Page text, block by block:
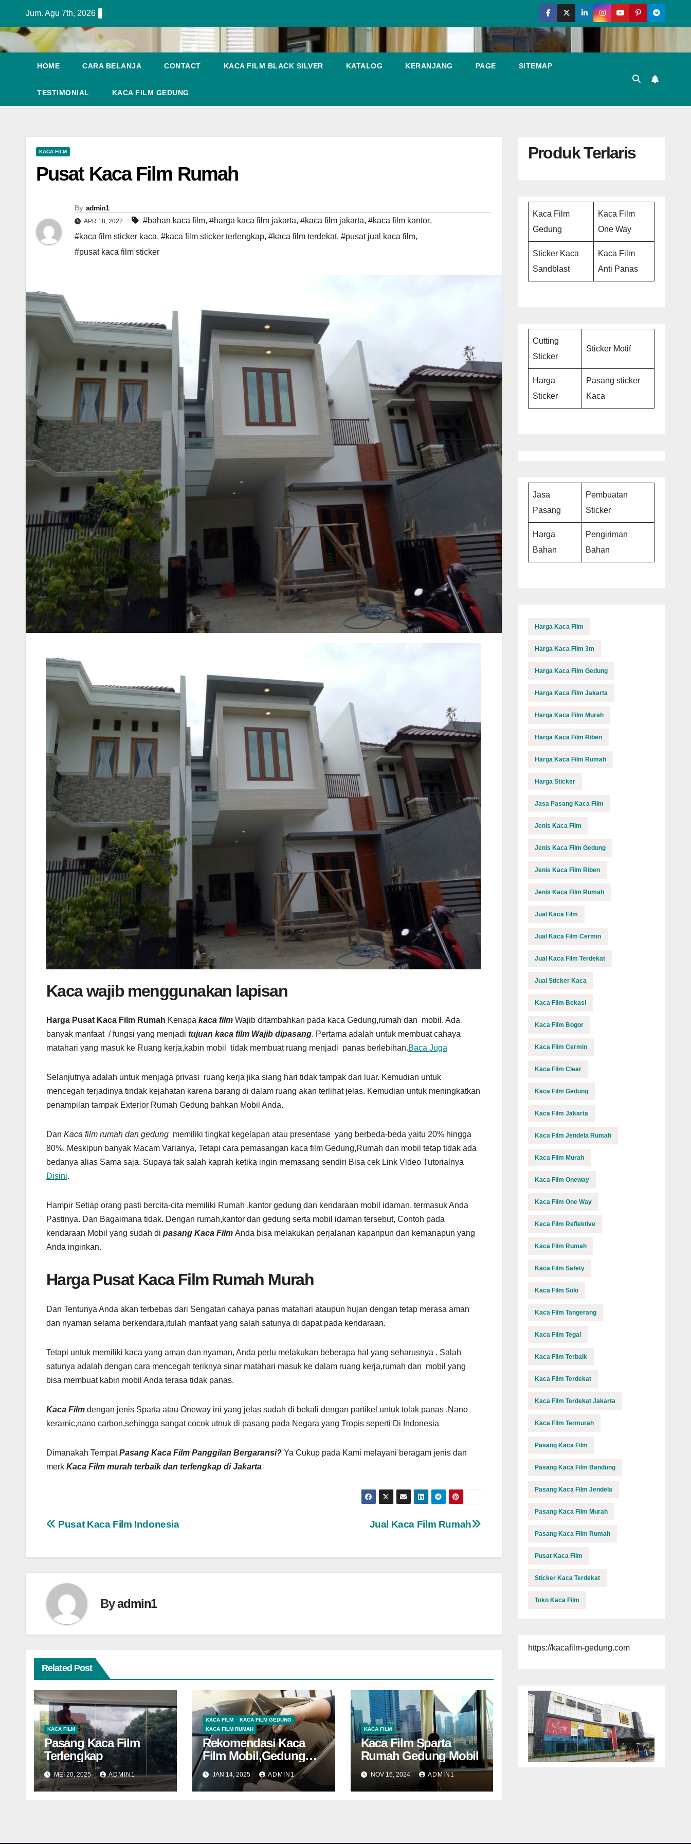
content
Jum. Agu 7th, 2026
HOME CARA BELANJA CONTACT KACA FILM BLACK SILVER KATALOG KERANJANG PAGE SITEMAP
TESTIMONIAL KACA FILM GEDUNG
KACA FILM
Pusat Kaca Film Rumah
By admin1
APR 18, 2022 #bahan kaca film, #harga kaca film jakarta, #kaca film jakarta, #kaca film kantor,
#kaca film sticker kaca, #kaca film sticker terlengkap, #kaca film terdekat, #pusat jual kaca film,
#pusat kaca film sticker
Kaca wajib menggunakan lapisan
Harga Pusat Kaca Film Rumah Kenapa kaca film Wajib ditambahkan pada kaca Gedung,rumah dan mobil. Ada
banyak manfaat / fungsi yang menjadi tujuan kaca film Wajib dipasang. Pertama adalah untuk membuat cahaya
matahari yang masuk ke Ruang kerja,kabin mobil tidak membuat ruang menjadi panas berlebihan.Baca Juga
Selanjutnya adalah untuk menjaga privasi ruang kerja jika siang hari tidak tampak dari luar. Kemudian untuk
mencegah terjadinya tindak kejahatan karena barang di dalam ruang akan terlihat jelas. Kemudian untuk meningkatkan
penampilan tampak Exterior Rumah Gedung bahkan Mobil Anda.
Dan Kaca film rumah dan gedung memiliki tingkat kegelapan atau presentase yang berbeda-beda yaitu 20% hingga
80%. Meskipun banyak Macam Varianya, Tetapi cara pemasangan kaca film Gedung,Rumah dan mobil tetap tidak ada
bedanya alias Sama saja. Supaya tak salah kaprah ketika ingin memasang sendiri Bisa cek Link Video Tutorialnya
Disini.
Hampir Setiap orang pasti bercita-cita memiliki Rumah ,kantor gedung dan kendaraan mobil idaman, termasuk Anda
Pastinya. Dan Bagaimana tidak. Dengan rumah,kantor dan gedung serta mobil idaman tersebut, Contoh pada
kendaraan Mobil yang sudah di pasang Kaca Film Anda bisa melakukan perjalanan kapanpun dan kemanapun yang
Anda inginkan.
Harga Pusat Kaca Film Rumah Murah
Dan Tentunya Anda akan terbebas dari Sengatan cahaya panas matahari ataupun hujan dengan tetap merasa aman
dan nyaman selama berkendara,itulah manfaat yang salah satunya di dapat pada kendaraan.
Tetapi untuk memiliki kaca yang aman dan nyaman, Anda perlu melakukan beberapa hal yang seharusnya . Salah
satunya adalah dengan cara mencegah teriknya sinar matahari masuk ke dalam ruang kerja,rumah dan mobil yang
bisa membuat kabin mobil Anda terasa tidak panas.
Kaca Film dengan jenis Sparta atau Oneway ini yang jelas sudah di bekali dengan partikel untuk tolak panas ,Nano
keramic,nano carbon,sehingga sangat cocok utnuk di pasang pada Negara yang Tropis seperti Di Indonesia
Dimanakah TempatPasang Kaca Film Panggilan Bergaransi? Ya Cukup pada Kami melayani beragam jenis dan
merk Kaca Film murah terbaik dan terlengkap di Jakarta
Navigasi
Jual Kaca Film Rumah
Pusat Kaca Film Indonesia
Byadmin1
Related Post
KACA FILM
Pasang Kaca Film
Terlengkap
MEI 20, 2025 ADMIN1
KACA FILM
KACA FILM GEDUNG
KACA FILM RUMAH
Rekomendasi Kaca
Film Mobil,Gedung
Rumah
JAN 14, 2025 ADMIN1
KACA FILM
Kaca Film Sparta
Rumah Gedung Mobil
NOV 16, 2024 ADMIN1
Produk Terlaris
Kaca Film
Gedung
Kaca Film
One Way
Sticker Kaca
Sandblast
Kaca Film
Anti Panas
Cutting
Sticker
Sticker Motif
Harga
Sticker
Pasang sticker
Kaca
Jasa
Pasang
Pembuatan
Sticker
Harga
Bahan
Pengiriman
Bahan
Harga Kaca Film
Harga Kaca Film 3m
Harga Kaca Film Gedung
Harga Kaca Film Jakarta
Harga Kaca Film Murah
Harga Kaca Film Riben
Harga Kaca Film Rumah
Harga Sticker
Jasa Pasang Kaca Film
Jenis Kaca Film
Jenis Kaca Film Gedung
Jenis Kaca Film Riben
Jenis Kaca Film Rumah
Jual Kaca Film
Jual Kaca Film Cermin
Jual Kaca Film Terdekat
Jual Sticker Kaca
Kaca Film Bekasi
Kaca Film Bogor
Kaca Film Cermin
Kaca Film Clear
Kaca Film Gedung
Kaca Film Jakarta
Kaca Film Jendela Rumah
Kaca Film Murah
Kaca Film Oneway
Kaca Film One Way
Kaca Film Reflektive
Kaca Film Rumah
Kaca Film Safety
Kaca Film Solo
Kaca Film Tangerang
Kaca Film Tegal
Kaca Film Terbaik
Kaca Film Terdekat
Kaca Film Terdekat Jakarta
Kaca Film Termurah
Pasang Kaca Film
Pasang Kaca Film Bandung
Pasang Kaca Film Jendela
Pasang Kaca Film Murah
Pasang Kaca Film Rumah
Pusat Kaca Film
Sticker Kaca Terdekat
Toko Kaca Film
https://kacafilm-gedung.com